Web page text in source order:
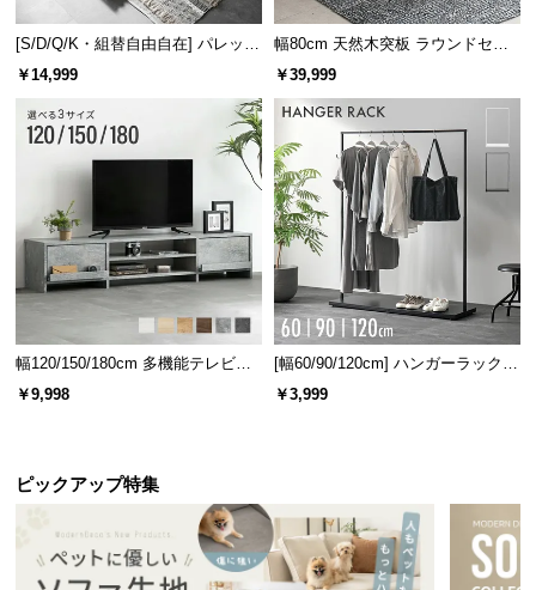
[S/D/Q/K・組替自由自在] パレット
ベッド 8/12/16枚セット
￥14,999
幅80cm 天然木突板 ラウンドセン
ターテーブル 美しい格子デザイン
￥39,999
幅120/150/180cm 多機能テレビボ
ード 木目/石目調 オープン収納・
￥9,998
[幅60/90/120cm] ハンガーラック
スチール 4段階高さ調節 サイドフ
￥3,999
ピックアップ特集